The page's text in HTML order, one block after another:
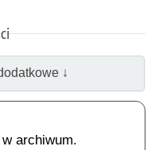
↓
archiwum.